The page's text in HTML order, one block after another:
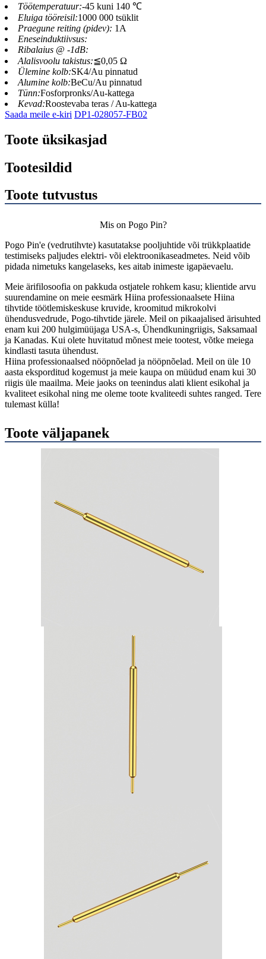
Töötemperatuur:-45 kuni 140 ℃
Eluiga tööreisil:1000 000 tsüklit
Praegune reiting (pidev): 1A
Eneseinduktiivsus:
Ribalaius @ -1dB:
Alalisvoolu takistus:≦0,05 Ω
Ülemine kolb:SK4/Au pinnatud
Alumine kolb:BeCu/Au pinnatud
Tünn:Fosforpronks/Au-kattega
Kevad:Roostevaba teras / Au-kattega
Saada meile e-kiri DP1-028057-FB02
Toote üksikasjad
Tootesildid
Toote tutvustus
Mis on Pogo Pin?
Pogo Pin'e (vedrutihvte) kasutatakse pooljuhtide või trükkplaatide
testimiseks paljudes elektri- või elektroonikaseadmetes. Neid võib
pidada nimetuks kangelaseks, kes aitab inimeste igapäevaelu.
Meie ärifilosoofia on pakkuda ostjatele rohkem kasu; klientide arvu
suurendamine on meie eesmärk Hiina professionaalsete Hiina
tihvtide töötlemiskeskuse kruvide, kroomitud mikrokolvi
ühendusvedrude, Pogo-tihvtide järele. Meil ​​on pikaajalised ärisuhted
enam kui 200 hulgimüüjaga USA-s, Ühendkuningriigis, Saksamaal
ja Kanadas. Kui olete huvitatud mõnest meie tootest, võtke meiega
kindlasti tasuta ühendust.
Hiina professionaalsed nööpnõelad ja nööpnõelad. Meil ​​on üle 10
aasta eksporditud kogemust ja meie kaupa on müüdud enam kui 30
riigis üle maailma. Meie jaoks on teenindus alati klient esikohal ja
kvaliteet esikohal ning me oleme toote kvaliteedi suhtes ranged. Tere
tulemast külla!
Toote väljapanek